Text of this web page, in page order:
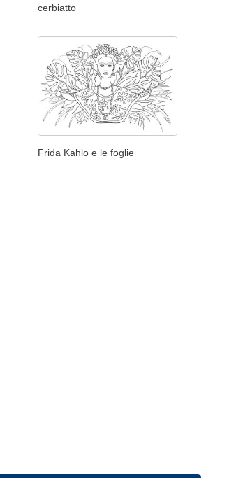
cerbiatto
Frida Kahlo e le foglie